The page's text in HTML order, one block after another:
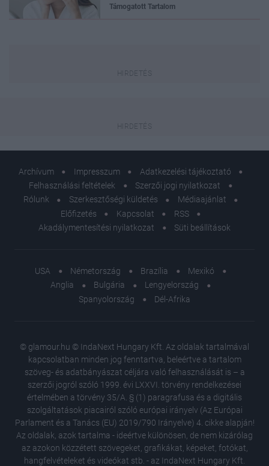
Támogatott Tartalom
Archívum Impresszum
Adatkezelési tájékoztató
Felhasználási feltételek
Szerzői jogi nyilatkozat
Rólunk
Szerkesztőségi küldetés
Médiaajánlat
Előfizetés
Kapcsolat
RSS
Akadálymentesítési nyilatkozat
Süti beállítások
USA Németország Brazília
Mexikó
Anglia
Bulgária
Lengyelország
Spanyolország
Dél-Afrika
© glamour.hu © IndaNext Hungary Kft. Az oldalak tartalmával
kapcsolatban minden jog fenntartva, beleértve a tartalom
szöveg- és adatbányászat céljára való felhasználását is – a
szerzői jogról szóló 1999. évi LXXVI. törvény rendelkezései
értelmében a törvény 35/A. § (1) paragrafusa és a digitális
szolgáltatások piacairól szóló európai irányelv (Az Európai
Parlament és a Tanács (EU) 2019/790 Irányelve) 4. cikke alapján!
Az oldalak, azok tartalma - ideértve különösen, de nem kizárólag
az azokon közzétett szövegeket, grafikákat, képeket, fotókat,
hangfelvételeket és videókat stb. - az IndaNext Hungary Kft.